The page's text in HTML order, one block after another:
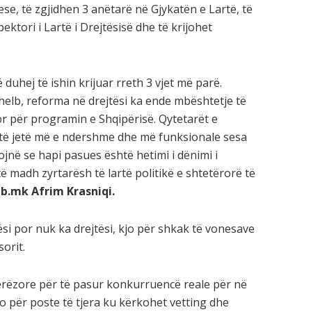
të zgjidhen 3 anëtarë në Gjykatën e Lartë, të
i Lartë i Drejtësisë dhe të krijohet
të ishin krijuar rreth 3 vjet më parë.
reforma në drejtësi ka ende mbështetje të
për programin e Shqipërisë. Qytetarët e
jetë më e ndershme dhe më funksionale sesa
se hapi pasues është hetimi i dënimi i
madh zyrtarësh të lartë politikë e shtetërorë të
Afrim Krasniqi.
por nuk ka drejtësi, kjo për shkak të vonesave
për të pasur konkurruencë reale për në
për poste të tjera ku kërkohet vetting dhe